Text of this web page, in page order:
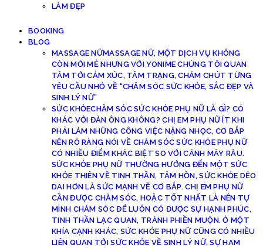
LÀM ĐẸP
BOOKING
BLOG
MASSAGE NỮMASSAGE NỮ, MỘT DỊCH VỤ KHÔNG
CÒN MỚI MẺ NHƯNG VỚI YONIME CHÚNG TÔI QUAN
TÂM TỚI CẢM XÚC, TÂM TRẠNG, CHĂM CHÚT TỪNG
YÊU CẦU NHỎ VỀ “CHĂM SÓC SỨC KHỎE, SẮC ĐẸP VÀ
SINH LÝ NỮ”
SỨC KHỎECHĂM SÓC SỨC KHỎE PHỤ NỮ LÀ GÌ? CÓ
KHÁC VỚI ĐÀN ÔNG KHÔNG? CHỊ EM PHỤ NỮ ÍT KHI
PHẢI LÀM NHỮNG CÔNG VIỆC NẶNG NHỌC, CƠ BẮP
NÊN RÕ RÀNG NÓI VỀ CHĂM SÓC SỨC KHỎE PHỤ NỮ
CÓ NHIỀU ĐIỂM KHÁC BIỆT SO VỚI CÁNH MÀY RÂU.
SỨC KHỎE PHỤ NỮ THƯỜNG HƯỚNG ĐẾN MỘT SỨC
KHỎE THIÊN VỀ TINH THẦN, TÂM HỒN, SỨC KHỎE DẺO
DAI HƠN LÀ SỨC MẠNH VỀ CƠ BẮP. CHỊ EM PHỤ NỮ
CẦN ĐƯỢC CHĂM SÓC, HOẶC TỐT NHẤT LÀ NÊN TỰ
MÌNH CHĂM SÓC ĐỂ LUÔN CÓ ĐƯỢC SỰ HẠNH PHÚC,
TINH THẦN LẠC QUAN, TRÁNH PHIỀN MUỘN. Ở MỘT
KHÍA CẠNH KHÁC, SỨC KHỎE PHỤ NỮ CŨNG CÓ NHIỀU
LIÊN QUAN TỚI SỨC KHỎE VỀ SINH LÝ NỮ, SỰ HAM